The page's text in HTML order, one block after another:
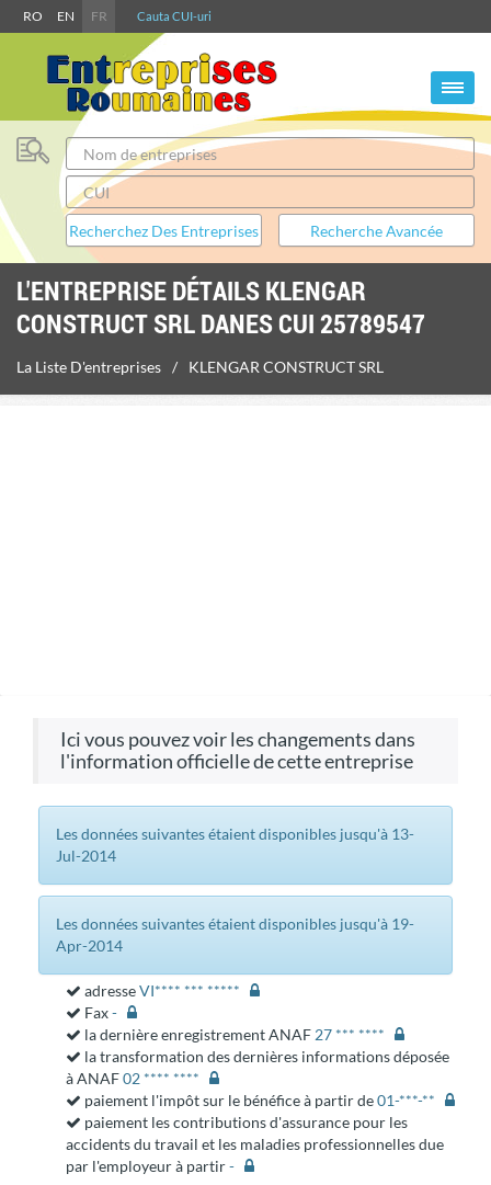
RO EN FR Cauta CUI-uri
L'ENTREPRISE DÉTAILS KLENGAR
CONSTRUCT SRL DANES CUI 25789547
La Liste D'entreprises KLENGAR CONSTRUCT SRL
Ici vous pouvez voir les changements dans
l'information officielle de cette entreprise
les données suivantes étaient disponibles jusqu'à 13-
Jul-2014
les données suivantes étaient disponibles jusqu'à 19-
Apr-2014
adresseVI**** *** *****
Fax-
la dernière enregistrement ANAF 27 *** ****
la transformation des dernières informations déposée
à ANAF02 **** ****
paiement l'impôt sur le bénéfice à partir de01-***-**
paiement les contributions d'assurance pour les
accidents du travail et les maladies professionnelles due
par l'employeur à partir-